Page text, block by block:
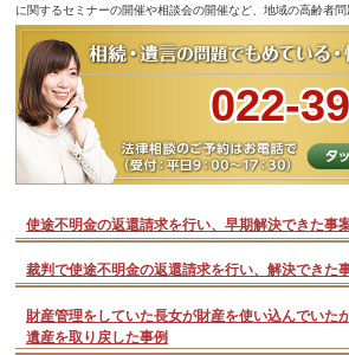
に関するセミナーの開催や相談会の開催など、地域の高齢者問
022-
使途不明金の返還請求を行い、早期解決できた事
裁判で使途不明金の返還請求を行い、解決できた
財産管理をしていた長女が財産を使い込んでいた
遺産を取り戻した事例